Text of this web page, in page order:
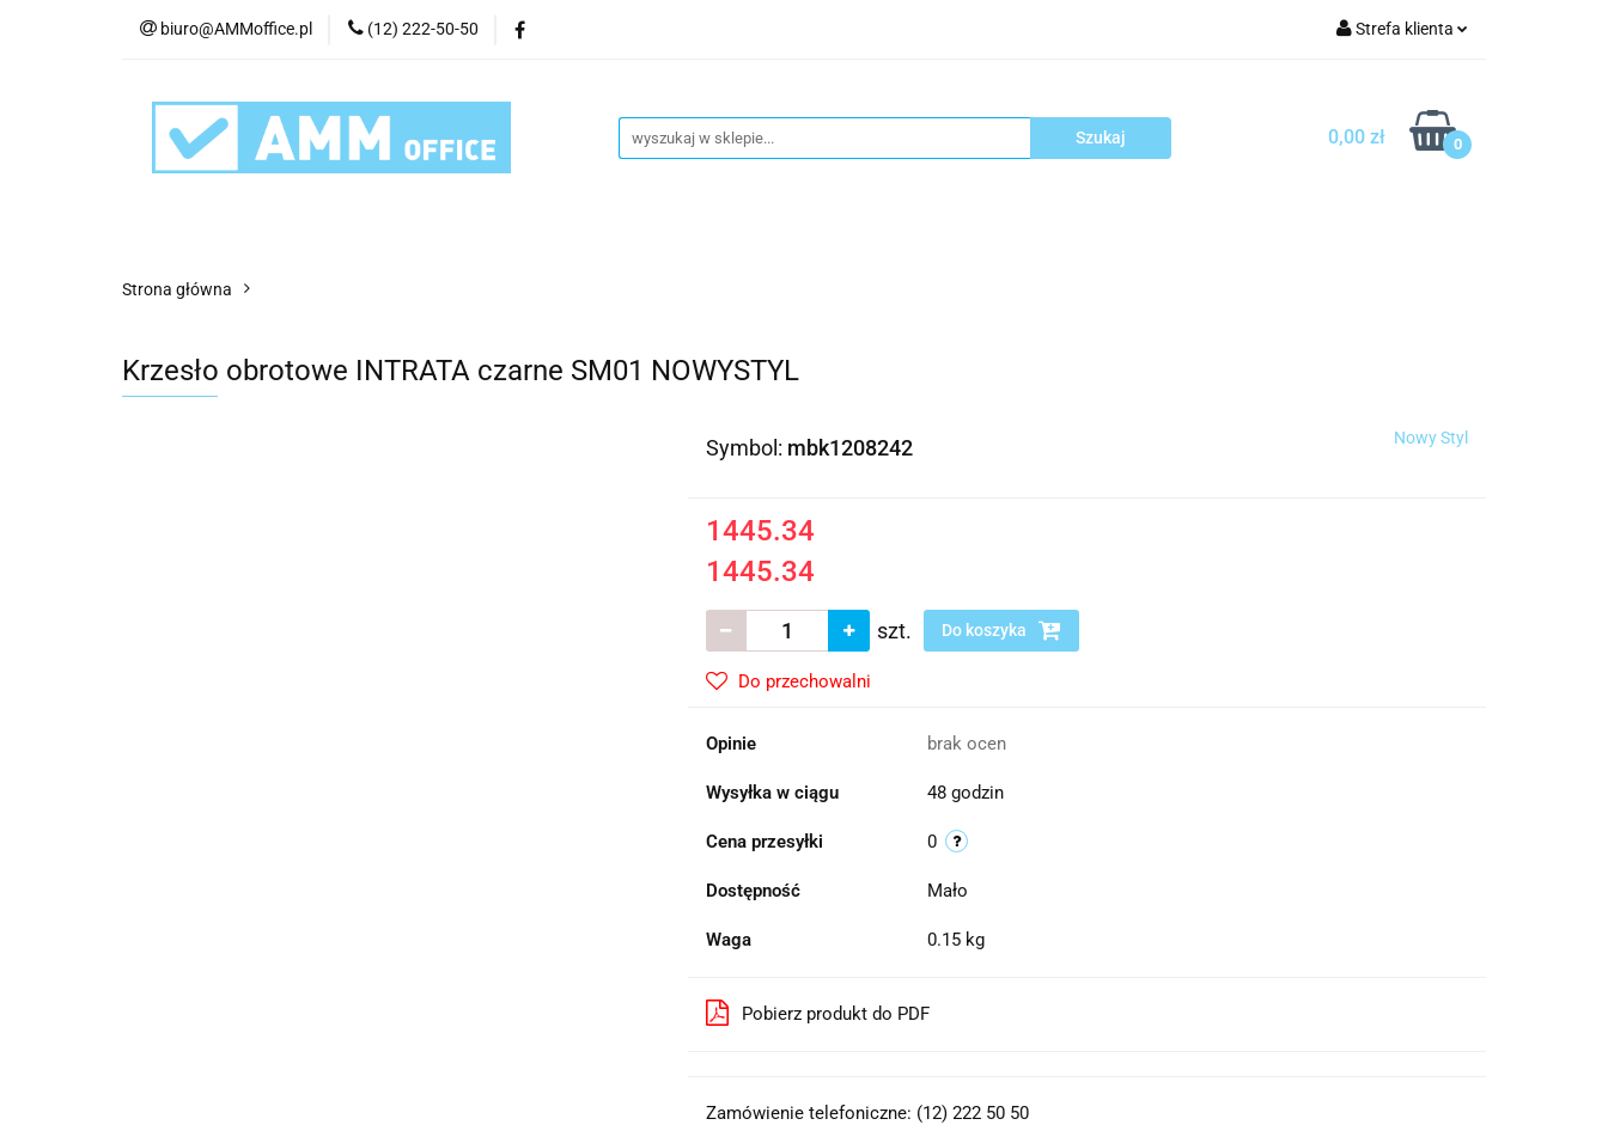
biuro@AMMoffice.pl (12) 222-50-50 Strefa klienta
Zarejestruj się
Dodaj zgłoszenie
0,00 zł 0
Kategorie Artykuły biurowe
Urządzenia i eksploatacja Blog Kontakt
Strona główna
Krzesło obrotowe INTRATA czarne SM01 NOWYSTYL
Symbol: mbk1208242 Nowy Styl
1445.34
1445.34
szt. Do koszyka
Do przechowalni
Opinie brak ocen
Wysyłka w ciągu 48 godzin
Cena przesyłki 0
Dostępność Mało
Waga 0.15 kg
Pobierz produkt do PDF
Zamówienie telefoniczne: (12) 222 50 50